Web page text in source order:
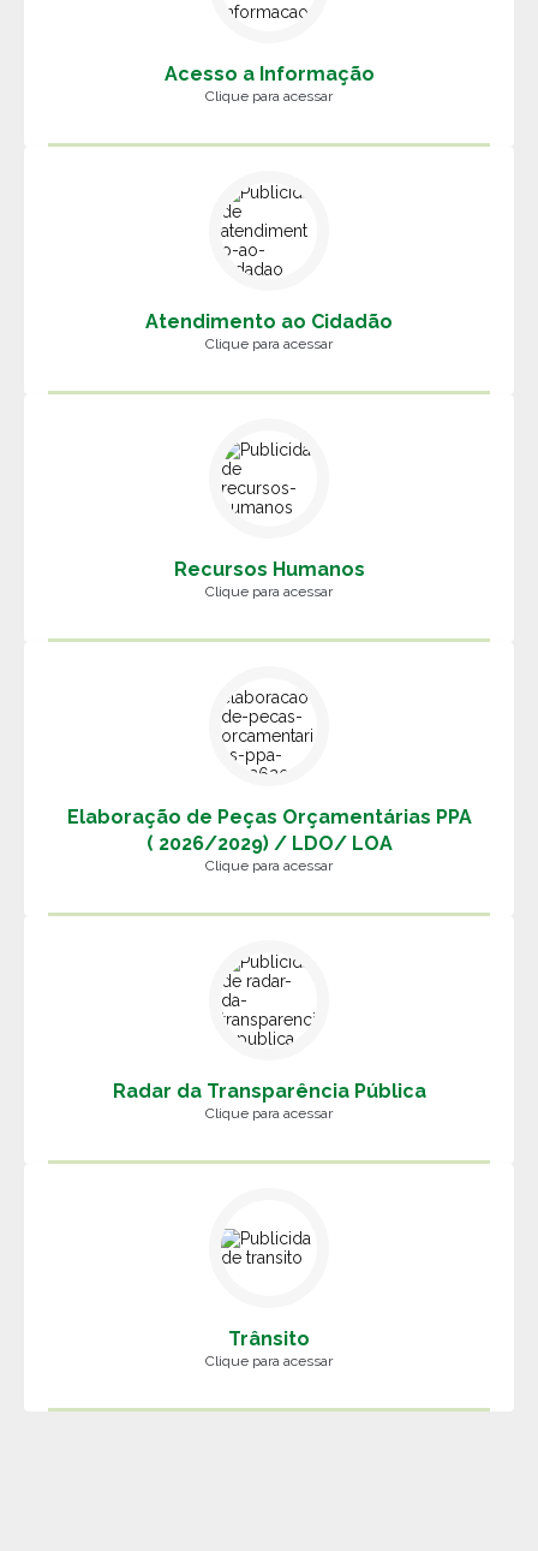
Acesso a Informação
Clique para acessar
Atendimento ao Cidadão
Clique para acessar
Recursos Humanos
Clique para acessar
Elaboração de Peças Orçamentárias PPA
( 2026/2029) / LDO/ LOA
Clique para acessar
Radar da Transparência Pública
Clique para acessar
Trânsito
Clique para acessar